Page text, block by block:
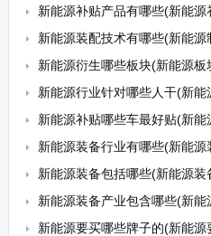
新能源补贴产品有哪些(新能
新能源装配技术有哪些(新能
新能源衍生哪些板块(新能源板
新能源行业针对哪些人干(新能
新能源补贴哪些车最好贴(新能
新能源装备行业有哪些(新能
新能源装备包括哪些(新能源装
新能源装备产业包含哪些(新能
新能源要买哪些牌子的(新能源